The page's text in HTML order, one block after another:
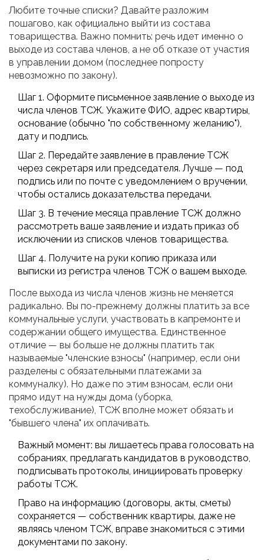
Любите точные списки? Давайте разложим
пошагово, как официально выйти из состава
товарищества. Важно помнить: речь идет именно о
выходе из состава членов, а не об отказе от участия
в управлении домом (последнее попросту
невозможно по закону).
Шаг 1. Оформите письменное заявление о выходе из
числа членов ТСЖ. Укажите ФИО, адрес квартиры,
основание (обычно "по собственному желанию"),
дату и подпись.
Шаг 2. Передайте заявление в правление ТСЖ
через секретаря или председателя. Лучше — под
подпись или по почте с уведомлением о вручении,
чтобы остались доказательства передачи.
Шаг 3. В течение месяца правление ТСЖ должно
рассмотреть ваше заявление и издать приказ об
исключении из списков членов товарищества.
Шаг 4. Получите на руки копию приказа или
выписки из регистра членов ТСЖ о вашем выходе.
После выхода из числа членов жизнь не меняется
радикально. Вы по-прежнему должны платить за все
коммунальные услуги, участвовать в капремонте и
содержании общего имущества. Единственное
отличие — вы больше не должны платить так
называемые "членские взносы" (например, если они
разделены с обязательными платежами за
коммуналку). Но даже по этим взносам, если они
прямо идут на нужды дома (уборка,
техобслуживание), ТСЖ вполне может обязать и
"бывшего члена" их оплачивать.
Важный момент: вы лишаетесь права голосовать на
собраниях, предлагать кандидатов в руководство,
подписывать протоколы, инициировать проверку
работы ТСЖ.
Право на информацию (договоры, акты, сметы)
сохраняется — собственник квартиры, даже не
являясь членом ТСЖ, вправе знакомиться с этими
документами по закону.